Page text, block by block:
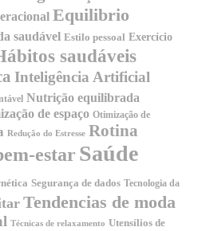
Equilibrio
saudável Estilo pessoal Exercício
saudáveis
Inteligência Artificial
Nutrição equilibrada
de espaço Otimização de
Redução do Estresse Rotina
estar Saúde
Segurança de dados Tecnologia da
Tendencias de moda
Técnicas de relaxamento Utensílios de